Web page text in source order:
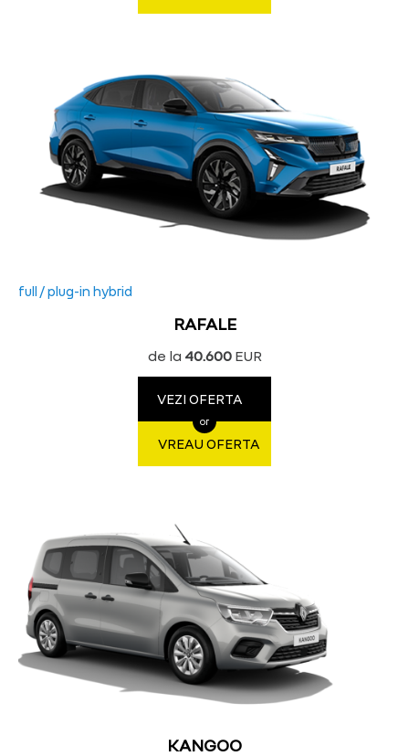
full / plug-in hybrid
RAFALE
de la 40.600EUR
VEZI OFERTA
or
VREAU OFERTA
KANGOO